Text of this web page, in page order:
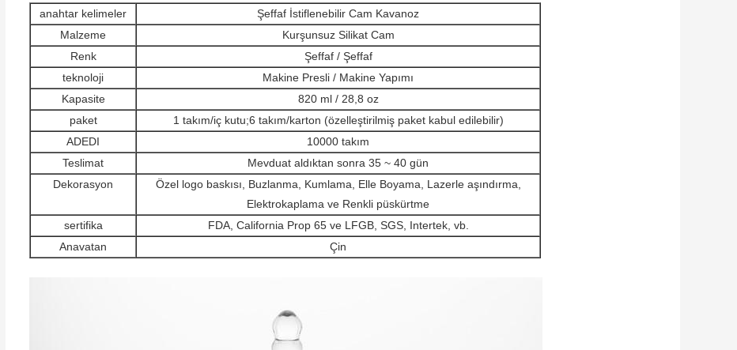
anahtar kelimeler
Şeffaf İstiflenebilir Cam Kavanoz
Malzeme
Kurşunsuz Silikat Cam
Renk
Şeffaf / Şeffaf
teknoloji
Makine Presli / Makine Yapımı
Kapasite
820 ml / 28,8 oz
paket
1 takım/iç kutu;6 takım/karton (özelleştirilmiş paket kabul edilebilir)
ADEDI
10000 takım
Teslimat
Mevduat aldıktan sonra 35 ~ 40 gün
Dekorasyon
Özel logo baskısı, Buzlanma, Kumlama, Elle Boyama, Lazerle aşındırma,
Elektrokaplama ve Renkli püskürtme
sertifika
FDA, California Prop 65 ve LFGB, SGS, Intertek, vb.
Anavatan
Çin